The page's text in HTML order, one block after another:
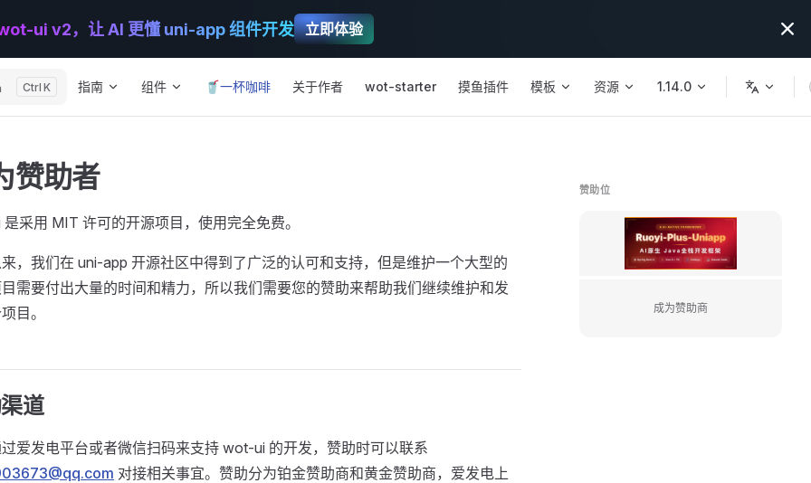
ui v2，让 AI 更懂 uni-app 组件开发 立即体验
K 指南 组件 🥤一杯咖啡 关于作者 wot-starter 摸鱼插件 模板 资源 1.14.0
赞助位
https://
成为赞助商
赞助者
采用 MIT 许可的开源项目，使用完全免费。
，我们在 uni-app 开源社区中得到了广泛的认可和支持，但是维护一个大型的
需要付出大量的时间和精力，所以我们需要您的赞助来帮助我们继续维护和发
目。
道
爱发电平台或者微信扫码来支持 wot-ui 的开发，赞助时可以联系
对接相关事宜。赞助分为铂金赞助商和黄金赞助商，爱发电上